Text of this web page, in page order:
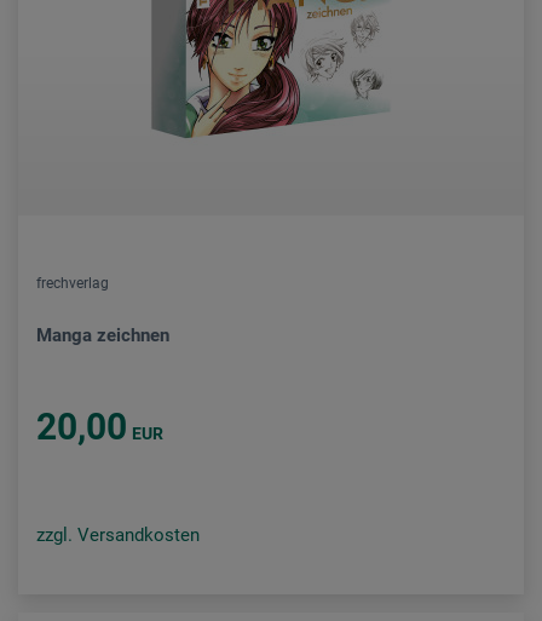
frechverlag
Manga zeichnen
20,00 EUR
zzgl. Versandkosten